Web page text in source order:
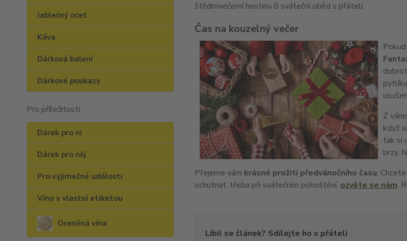
Jablečný ocet
Káva
Dárková balení
Dárkové poukazy
Pro příležitosti
Dárek pro ni
Dárek pro něj
Pro výjimečné události
Víno s vlastní etiketou
Oceněná vína
štědrovečerní hostinu či sváteční oběd s přáteli.
Čas na kouzelný večer
Z
když
tak si
brzy.
Přejeme vám krásné prožití předvánočního času.
ochutnat, třeba při svátečním pohoštění, ozvěte se nám.
Líbil se článek? Sdílejte ho s přáteli